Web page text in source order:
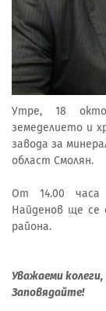
Утре, 18
земеделието и
завода за
област Смолян.
От 14.00
Найденов ще се
района.
Уважаеми колеги,
Заповядайте!